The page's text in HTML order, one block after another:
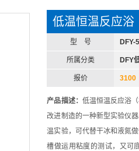
低温恒温反应浴
型 号 DFY-
所属分类 DFY
报价 3100
产品描述： 低温恒温反应浴
改进制造的一种新型实验仪
温实验，可代替干冰和液氮
槽做运用粘度的测试，又可